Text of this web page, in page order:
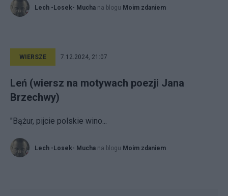
Lech -Losek- Mucha na blogu Moim zdaniem
WIERSZE 7.12.2024, 21:07
Leń (wiersz na motywach poezji Jana
Brzechwy)
"Bążur, pijcie polskie wino...
Lech -Losek- Mucha na blogu Moim zdaniem